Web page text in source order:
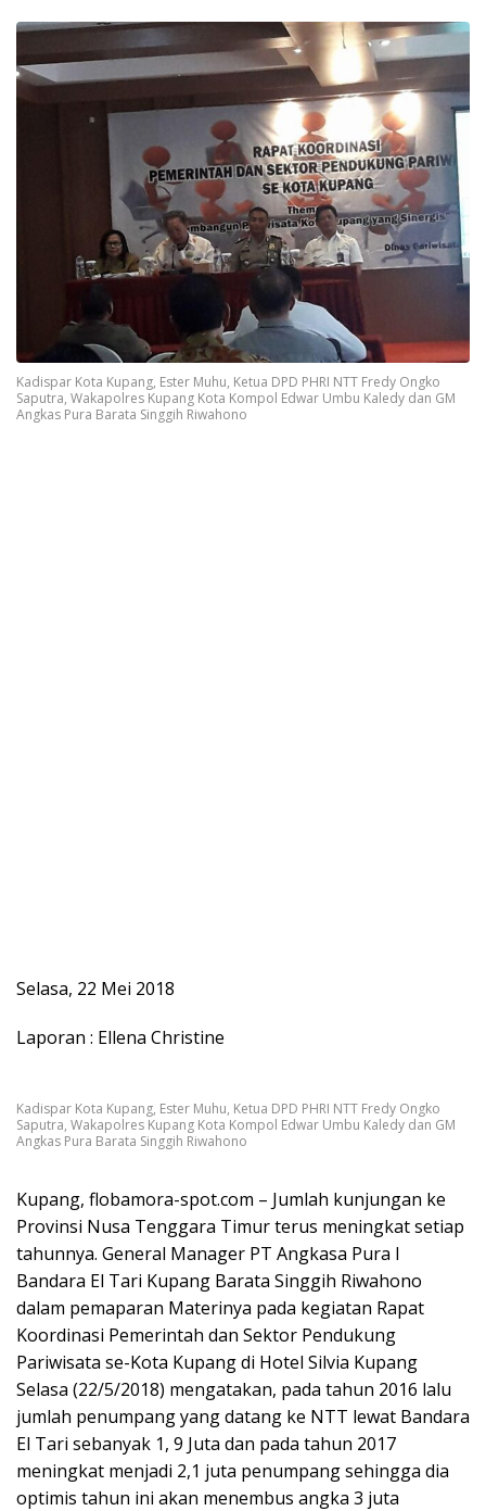
Kadispar Kota Kupang, Ester Muhu, Ketua DPD PHRI NTT Fredy Ongko
Saputra, Wakapolres Kupang Kota Kompol Edwar Umbu Kaledy dan GM
Angkas Pura Barata Singgih Riwahono
Selasa, 22 Mei 2018
Laporan : Ellena Christine
Kadispar Kota Kupang, Ester Muhu, Ketua DPD PHRI NTT Fredy Ongko
Saputra, Wakapolres Kupang Kota Kompol Edwar Umbu Kaledy dan GM
Angkas Pura Barata Singgih Riwahono
Kupang, flobamora-spot.com – Jumlah kunjungan ke
Provinsi Nusa Tenggara Timur terus meningkat setiap
tahunnya. General Manager PT Angkasa Pura I
Bandara El Tari Kupang Barata Singgih Riwahono
dalam pemaparan Materinya pada kegiatan Rapat
Koordinasi Pemerintah dan Sektor Pendukung
Pariwisata se-Kota Kupang di Hotel Silvia Kupang
Selasa (22/5/2018) mengatakan, pada tahun 2016 lalu
jumlah penumpang yang datang ke NTT lewat Bandara
El Tari sebanyak 1, 9 Juta dan pada tahun 2017
meningkat menjadi 2,1 juta penumpang sehingga dia
optimis tahun ini akan menembus angka 3 juta